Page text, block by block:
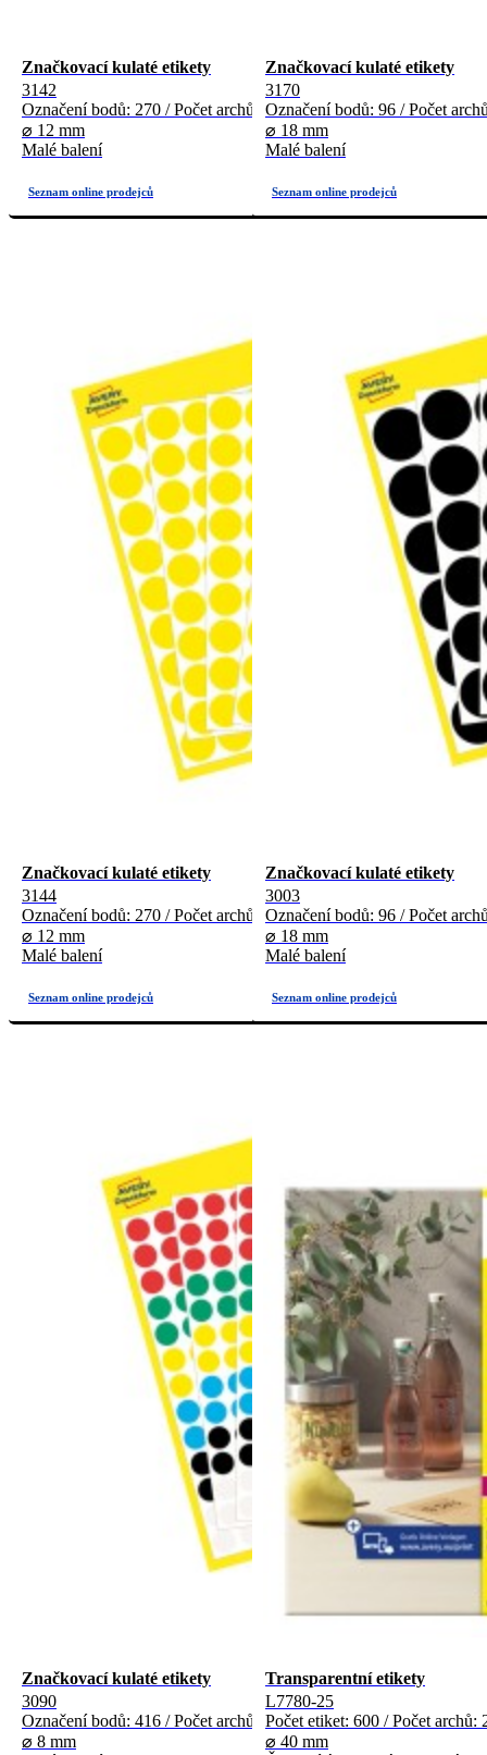
Značkovací kulaté etikety
3142
Označení bodů: 270 / Počet archů: 5
⌀ 12 mm
Malé balení
Značkovací kulaté etikety
3170
Označení bodů: 96 / Počet
⌀ 18 mm
Malé balení
Značkovací kulaté etikety
3144
Označení bodů: 270 / Počet archů: 5
⌀ 12 mm
Malé balení
Značkovací kulaté etikety
3003
Označení bodů: 96 / Počet
⌀ 18 mm
Malé balení
Značkovací kulaté etikety
3090
Označení bodů: 416 / Počet archů: 4
⌀ 8 mm
Transparentní etikety
L7780-25
Počet etiket: 600 / Počet archů:
⌀ 40 mm